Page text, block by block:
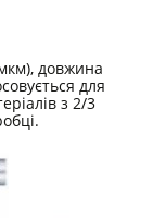
довжина
для
з 2/3